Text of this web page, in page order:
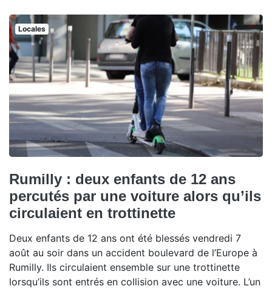
Locales
Rumilly : deux enfants de 12 ans
percutés par une voiture alors qu’ils
circulaient en trottinette
Deux enfants de 12 ans ont été blessés vendredi 7
août au soir dans un accident boulevard de l’Europe à
Rumilly. Ils circulaient ensemble sur une trottinette
lorsqu’ils sont entrés en collision avec une voiture. L’un